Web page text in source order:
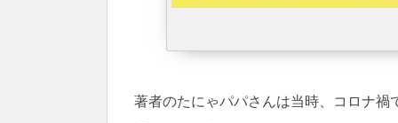
著者のたにゃパパさんは当時、コロナ